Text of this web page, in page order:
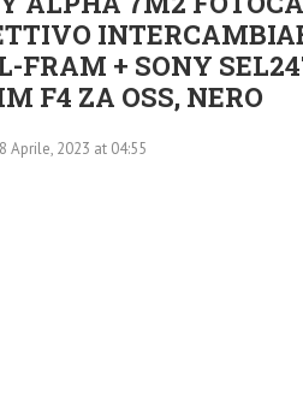
FRAM + SONY
F4 ZA OSS, NERO
Aprile, 2023 at 04:55